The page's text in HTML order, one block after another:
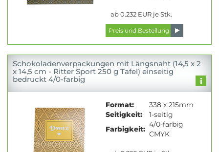
ab 0.232 EUR je Stk.
Schokoladenverpackungen mit Längsnaht (14,5 x 2
x 14,5 cm - Ritter Sport 250 g Tafel) einseitig
bedruckt 4/0-farbig
Format:
338 x 215mm
Seitigkeit:
1-seitig
Farbigkeit:
4/0-farbig
CMYK